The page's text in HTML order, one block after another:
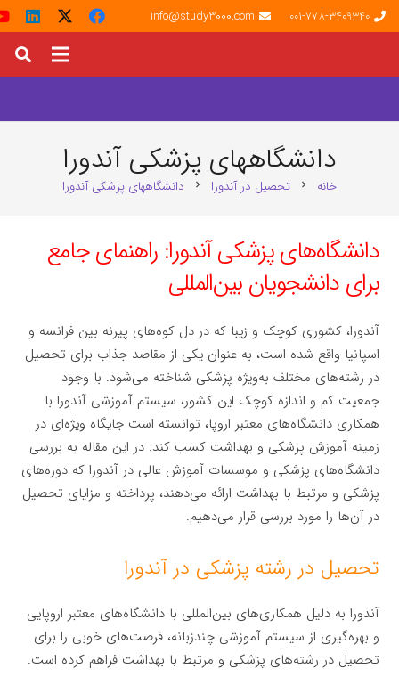
001-778-3409340
info@study3000.com
دانشگاههای پزشکی آندورا
خانه chevron_right تحصیل در آندورا chevron_right دانشگاههای پزشکی آندورا
دانشگاه‌های پزشکی آندورا: راهنمای جامع
برای دانشجویان بین‌المللی
آندورا، کشوری کوچک و زیبا که در دل کوه‌های پیرنه بین فرانسه و
اسپانیا واقع شده است، به عنوان یکی از مقاصد جذاب برای تحصیل
در رشته‌های مختلف به‌ویژه پزشکی شناخته می‌شود. با وجود
جمعیت کم و اندازه کوچک این کشور، سیستم آموزشی آندورا با
همکاری دانشگاه‌های معتبر اروپا، توانسته است جایگاه ویژه‌ای در
زمینه آموزش پزشکی و بهداشت کسب کند. در این مقاله به بررسی
دانشگاه‌های پزشکی و موسسات آموزش عالی در آندورا که دوره‌های
پزشکی و مرتبط با بهداشت ارائه می‌دهند، پرداخته و مزایای تحصیل
در آن‌ها را مورد بررسی قرار می‌دهیم.
تحصیل در رشته پزشکی در آندورا
آندورا به دلیل همکاری‌های بین‌المللی با دانشگاه‌های معتبر اروپایی
و بهره‌گیری از سیستم آموزشی چندزبانه، فرصت‌های خوبی را برای
تحصیل در رشته‌های پزشکی و مرتبط با بهداشت فراهم کرده است.